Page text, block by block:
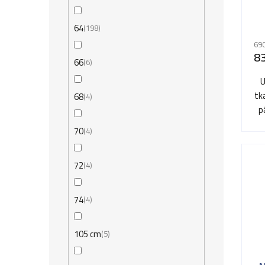
64 198
66 6
68 4
70 4
72 4
74 4
105 cm 5